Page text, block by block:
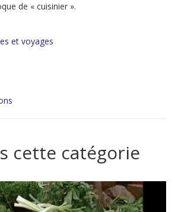
de « cuisinier ».
et voyages
cette catégorie